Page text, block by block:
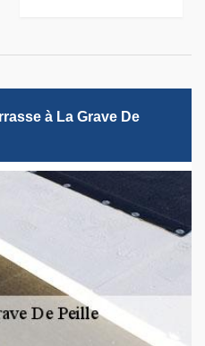
à La Grave De